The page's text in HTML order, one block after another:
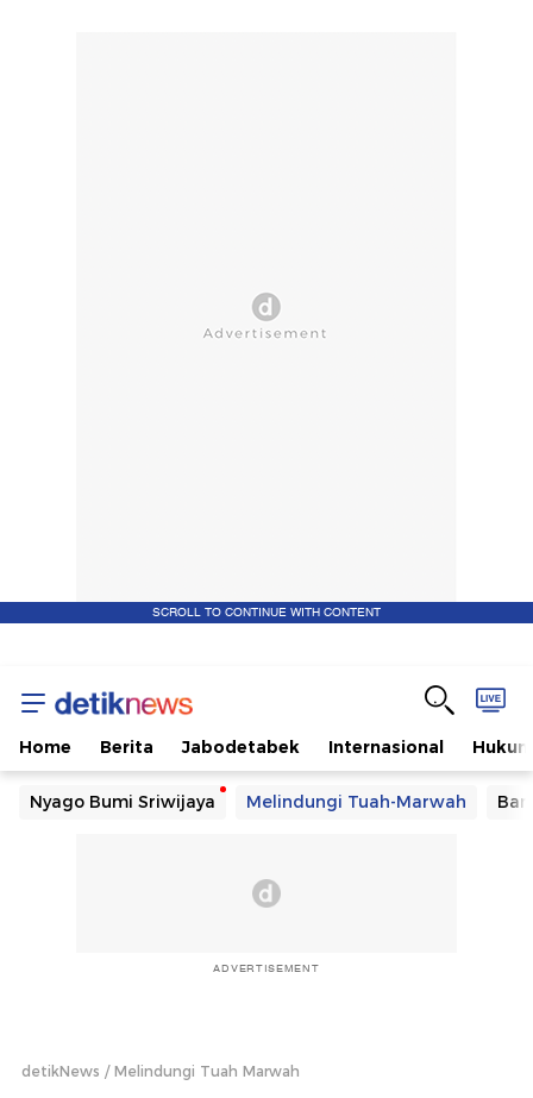
SCROLL TO CONTINUE WITH CONTENT
Home Berita Jabodetabek Internasional Hukum
Nyago Bumi Sriwijaya Melindungi Tuah-Marwah
ADVERTISEMENT
detikNews Melindungi Tuah Marwah